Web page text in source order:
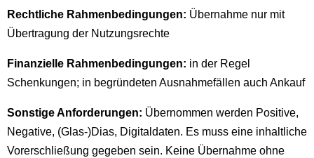
Rechtliche Rahmenbedingungen: Übernahme nur mit
Übertragung der Nutzungsrechte
Finanzielle Rahmenbedingungen: in der Regel
Schenkungen; in begründeten Ausnahmefällen auch Ankauf
Sonstige Anforderungen: Übernommen werden Positive,
Negative, (Glas-)Dias, Digitaldaten. Es muss eine inhaltliche
Vorerschließung gegeben sein. Keine Übernahme ohne